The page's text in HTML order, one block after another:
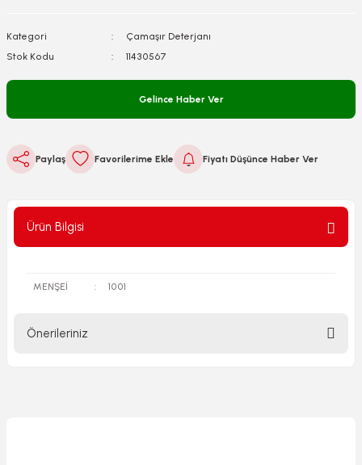
Kategori
Çamaşır Deterjanı
Stok Kodu
11430567
Gelince Haber Ver
Paylaş Fiyatı Düşünce Haber Ver
Ürün Bilgisi
MENŞEİ : 1001
Önerileriniz